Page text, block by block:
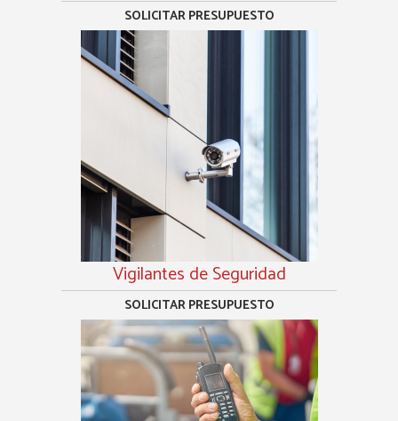
SOLICITAR PRESUPUESTO
Vigilantes de Seguridad
SOLICITAR PRESUPUESTO